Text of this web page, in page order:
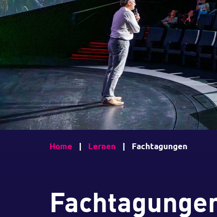
Home | Lernen | Fachtagungen